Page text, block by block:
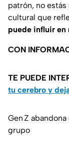
patrón, no
cultural que
puede influir en
CON
TE PUEDE
tu cerebro y
Gen Z
grupo